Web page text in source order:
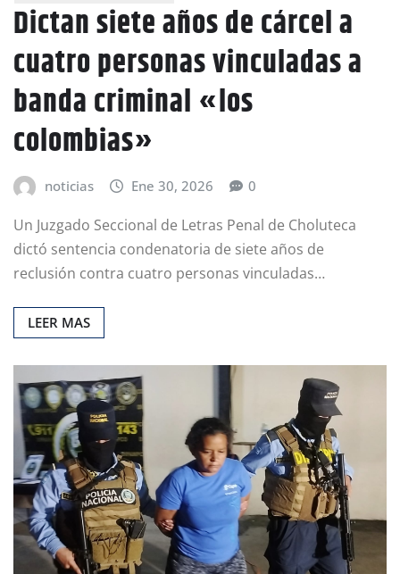
Dictan siete años de cárcel a
cuatro personas vinculadas a
banda criminal «los
colombias»
noticias Ene 30, 2026 0
Un Juzgado Seccional de Letras Penal de Choluteca
dictó sentencia condenatoria de siete años de
reclusión contra cuatro personas vinculadas…
LEER MAS